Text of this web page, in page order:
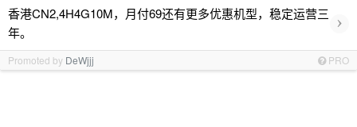
香港CN2,4H4G10M，月付69还有更多优惠机型，稳定运营三
年。
›
Promoted by DeWjjj PRO